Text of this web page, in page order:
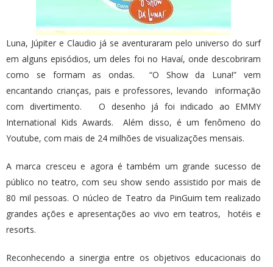
Luna, Júpiter e Claudio já se aventuraram pelo universo do surf
em alguns episódios, um deles foi no Havaí, onde descobriram
como se formam as ondas. “O Show da Luna!” vem
encantando crianças, pais e professores, levando informação
com divertimento. O desenho já foi indicado ao EMMY
International Kids Awards. Além disso, é um fenômeno do
Youtube, com mais de 24 milhões de visualizações mensais.
A marca cresceu e agora é também um grande sucesso de
público no teatro, com seu show sendo assistido por mais de
80 mil pessoas. O núcleo de Teatro da PinGuim tem realizado
grandes ações e apresentações ao vivo em teatros, hotéis e
resorts.
Reconhecendo a sinergia entre os objetivos educacionais do